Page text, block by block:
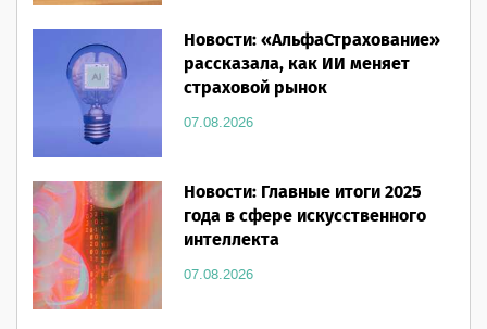
Новости: «АльфаСтрахование»
рассказала, как ИИ меняет
страховой рынок
07.08.2026
Новости: Главные итоги 2025
года в сфере искусственного
интеллекта
07.08.2026